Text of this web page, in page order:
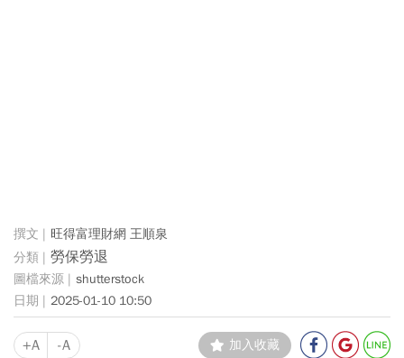
旺得富理財網 王順泉
勞保勞退
shutterstock
2025-01-10 10:50
+A -A 加入收藏